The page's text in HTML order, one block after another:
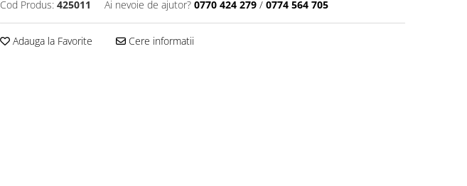
Cod Produs: 425011 Ai nevoie de ajutor? 0770 424 279 / 0774 564 705
Adauga la Favorite Cere informatii